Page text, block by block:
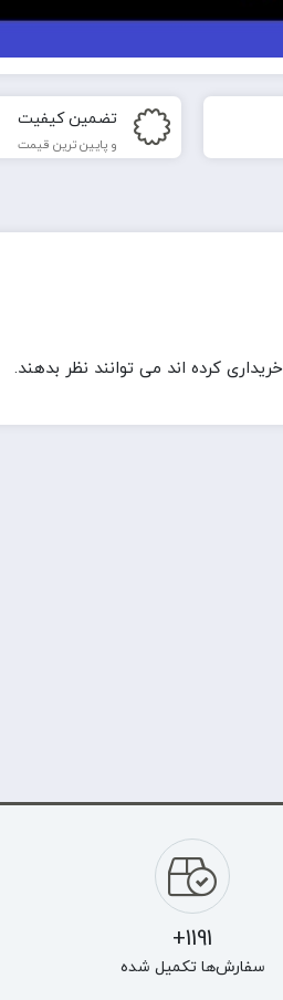
تضمین کیفیت
و پایین ترین قیمت
کرده اند می توانند نظر بدهند.
1191+
سفارش‌ها تکمیل شده